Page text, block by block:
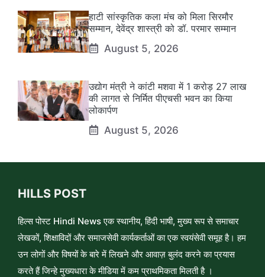
हाटी सांस्कृतिक कला मंच को मिला सिरमौर
सम्मान, देवेंद्र शास्त्री को डॉ. परमार सम्मान
August 5, 2026
उद्योग मंत्री ने कांटी मशवा में 1 करोड़ 27 लाख
की लागत से निर्मित पीएचसी भवन का किया
लोकार्पण
August 5, 2026
HILLS POST
हिल्स पोस्ट Hindi News एक स्थानीय, हिंदी भाषी, मुख्य रूप से समाचार
लेखकों, शिक्षाविदों और समाजसेवी कार्यकर्ताओं का एक स्वयंसेवी समूह है। हम
उन लोगों और विषयों के बारे में लिखने और आवाज़ बुलंद करने का प्रयास
करते हैं जिन्हे मुख्यधारा के मीडिया में कम प्राथमिकता मिलती है ।